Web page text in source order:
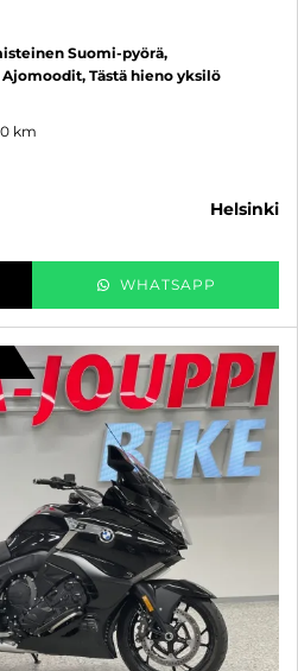
Suomi-pyörä,
Tästä hieno yksilö
km
helsinki
WHATSAPP